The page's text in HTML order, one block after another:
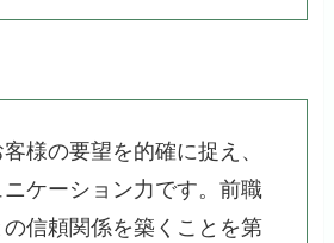
様の要望を的確に捉え、
ケーション力です。前職
信頼関係を築くことを第